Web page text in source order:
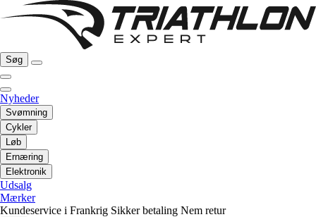
Søg
Nyheder
Svømning
Cykler
Løb
Ernæring
Elektronik
Udsalg
Mærker
Kundeservice i Frankrig Sikker betaling Nem retur